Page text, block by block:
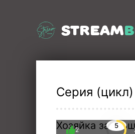
STREAM
Серия
Хозяйка 5
2